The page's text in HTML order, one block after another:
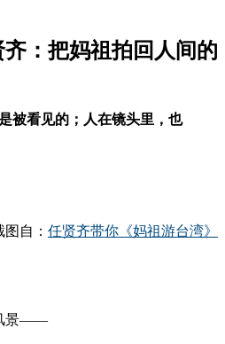
：把妈祖拍回人间的
被看见的；人在镜头里，也
自： 任贤齐带你《妈祖游台湾》
景——